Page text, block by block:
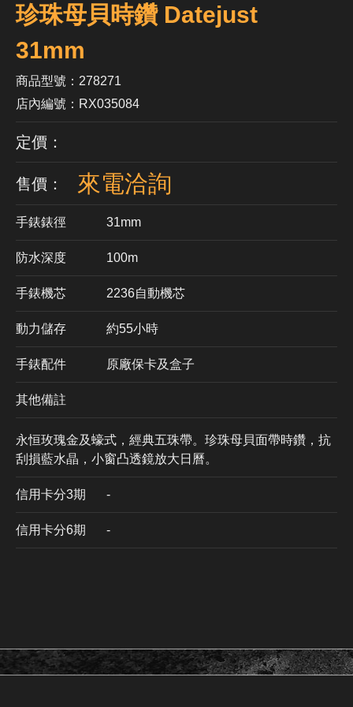
珍珠母貝時鑽 Datejust
31mm
商品型號：278271
店內編號：RX035084
定價：
售價： 來電洽詢
手錶錶徑 31mm
防水深度 100m
手錶機芯 ​2236自動機芯
動力儲存 約55小時
手錶配件 原廠保卡及盒子
其他備註
永恒玫瑰金及蠔式，經典五珠帶。珍珠母貝面帶時鑽，抗
刮損藍水晶，小窗凸透鏡放大日曆。
信用卡分3期 ​-
信用卡分6期 -